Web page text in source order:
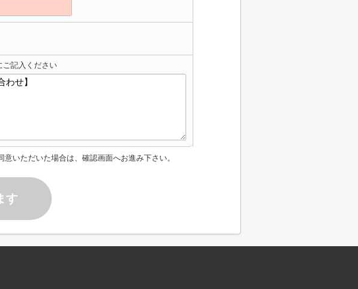
ご記入ください
いただいた場合は、確認画面へお進み下さい。
す